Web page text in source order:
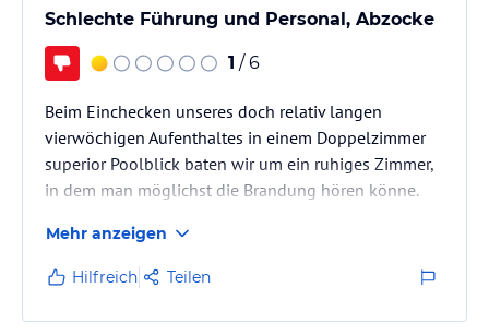
Schlechte Führung und Personal, Abzocke
1 / 6
Beim Einchecken unseres doch relativ langen
vierwöchigen Aufenthaltes in einem Doppelzimmer
superior Poolblick baten wir um ein ruhiges Zimmer,
in dem man möglichst die Brandung hören könne.
direkt über der Bar, in der jeden Abend (wochenweise
wiederholend) Musik- und Tanzveranstaltungen bis
23:30 Uhr stattfinden. An ein Öffnen der Balkontür
nachts war nicht zu denken. Auf unsere erste
Mehr anzeigen
Hilfreich Teilen